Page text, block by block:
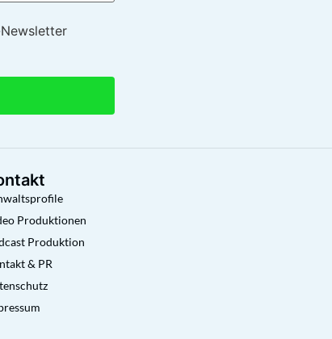
Produktionen
Produktion
& PR